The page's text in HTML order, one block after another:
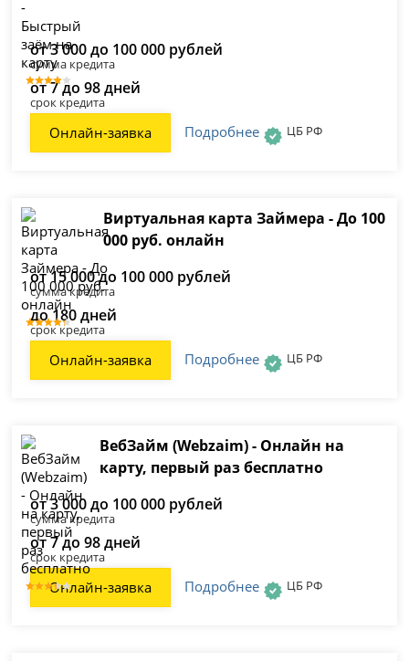
от 3 000 до 100 000 рублей
сумма кредита
от 7 до 98 дней
срок кредита
Онлайн-заявка Подробнее ЦБ РФ
Виртуальная карта Займера - До 100
000 руб. онлайн
от 15 000 до 100 000 рублей
сумма кредита
до 180 дней
срок кредита
Онлайн-заявка Подробнее ЦБ РФ
ВебЗайм (Webzaim) - Онлайн на
карту, первый раз бесплатно
от 3 000 до 100 000 рублей
сумма кредита
от 7 до 98 дней
срок кредита
Онлайн-заявка Подробнее ЦБ РФ